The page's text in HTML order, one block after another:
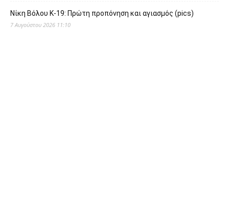
Νίκη Βόλου Κ-19: Πρώτη προπόνηση και αγιασμός (pics)
7 Αυγούστου 2026 11:10